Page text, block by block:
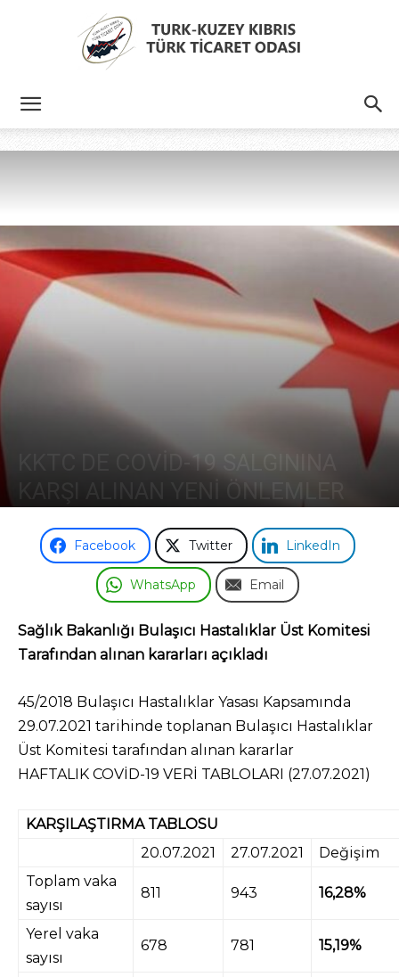
Türk
KKTC DE COVİD-19 SALGININA
KARŞI ALINAN YENİ ÖNLEMLER
Facebook Twitter LinkedIn
WhatsApp Email
Sağlık Bakanlığı Bulaşıcı Hastalıklar Üst Komitesi
Tarafından alınan kararları açıkladı
45/2018 Bulaşıcı Hastalıklar Yasası Kapsamında
29.07.2021 tarihinde toplanan Bulaşıcı Hastalıklar
Üst Komitesi tarafından alınan kararlar
HAFTALIK COVİD-19 VERİ TABLOLARI (27.07.2021)
KARŞILAŞTIRMA TABLOSU
20.07.2021
27.07.2021
Değişim
Toplam vaka
sayısı
811 943 16,28%
Yerel vaka
sayısı
678 781 15,19%